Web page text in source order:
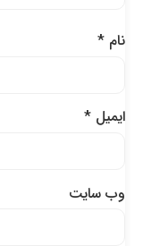
نام*
ایمیل*
وب‌ سایت